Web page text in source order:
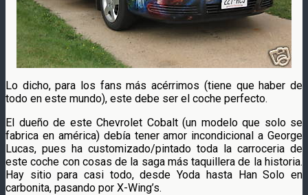
Lo dicho, para los fans más acérrimos (tiene que haber de
todo en este mundo), este debe ser el coche perfecto.
El dueño de este Chevrolet Cobalt (un modelo que solo se
fabrica en américa) debía tener amor incondicional a George
Lucas, pues ha customizado/pintado toda la carroceria de
este coche con cosas de la saga más taquillera de la historia.
Hay sitio para casi todo, desde Yoda hasta Han Solo en
carbonita, pasando por X-Wing’s.